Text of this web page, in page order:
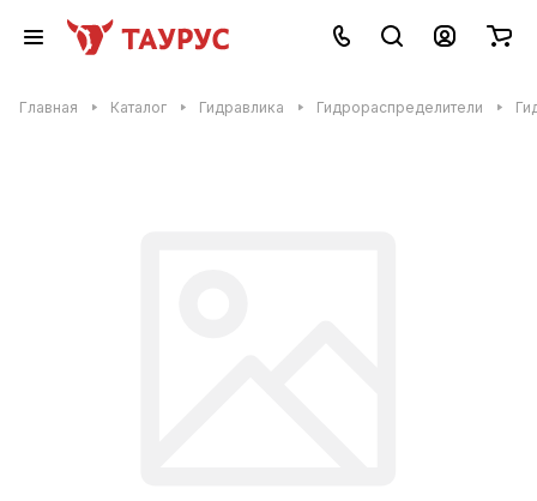
Главная Каталог Гидравлика Гидрораспределители